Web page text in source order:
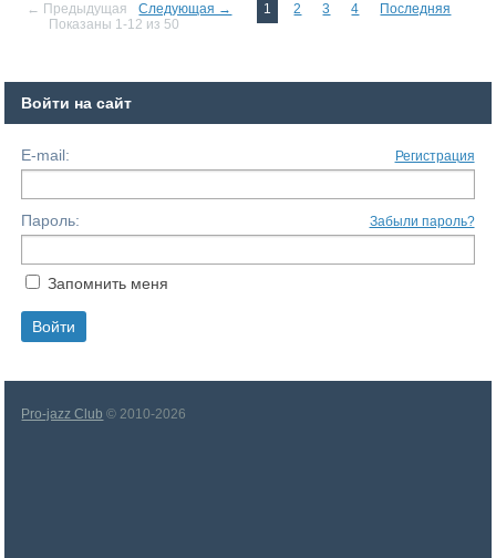
← Предыдущая Следующая → 1 2 3 4
Последняя
Показаны 1-12 из 50
Войти на сайт
E-mail: Регистрация
Пароль: Забыли пароль?
Запомнить меня
Pro-jazz Club © 2010-2026